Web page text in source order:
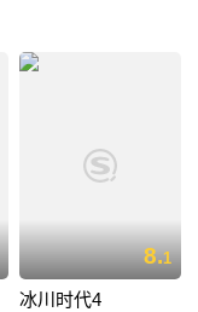
8.1
冰川时代4